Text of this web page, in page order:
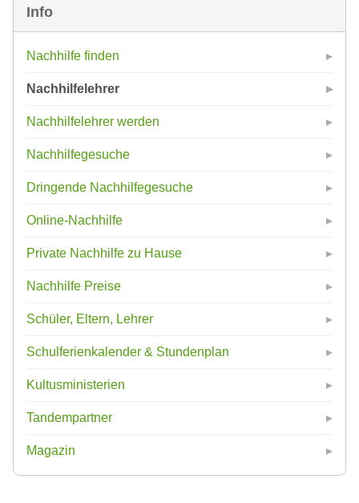
Info
Nachhilfe finden
Nachhilfelehrer
Nachhilfelehrer werden
Nachhilfegesuche
Dringende Nachhilfegesuche
Online-Nachhilfe
Private Nachhilfe zu Hause
Nachhilfe Preise
Schüler, Eltern, Lehrer
Schulferienkalender & Stundenplan
Kultusministerien
Tandempartner
Magazin